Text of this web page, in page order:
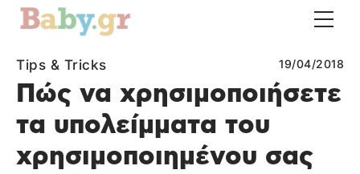
Tips & Tricks 19/04/2018
Πώς να χρησιμοποιήσετε
τα υπολείμματα του
χρησιμοποιημένου σας